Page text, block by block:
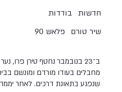
בודדות חדשות
פלאש 90 שיר טורם
ב־23 בנובמבר נחטף טירן פרו,
מחבלים בעודו מורדם ומונשם
שנפגע בתאונת דרכים. לאחר